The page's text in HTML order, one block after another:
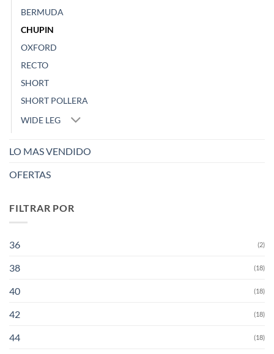
BERMUDA
CHUPIN
OXFORD
RECTO
SHORT
SHORT POLLERA
WIDE LEG
LO MAS VENDIDO
OFERTAS
FILTRAR POR
36 (2)
38 (18)
40 (18)
42 (18)
44 (18)